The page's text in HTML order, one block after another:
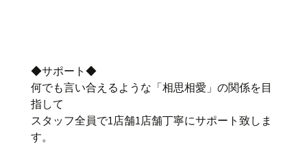
◆サポート◆
何でも言い合えるような「相思相愛」の関係を目
指して
スタッフ全員で1店舗1店舗丁寧にサポート致しま
す。